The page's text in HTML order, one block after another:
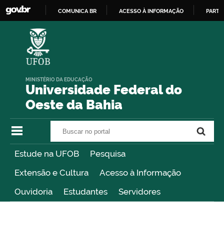
COMUNICA BR ACESSO À INFORMAÇÃO
Universidade Federal do
Oeste da Bahia
MINISTÉRIO DA EDUCAÇÃO
Estude na UFOB
Pesquisa
Extensão e Cultura
Acesso à Informação
Ouvidoria
Estudantes Servidores